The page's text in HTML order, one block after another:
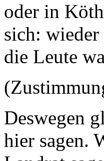
oder in
sich:
die Leute
Deswegen
hier sagen.